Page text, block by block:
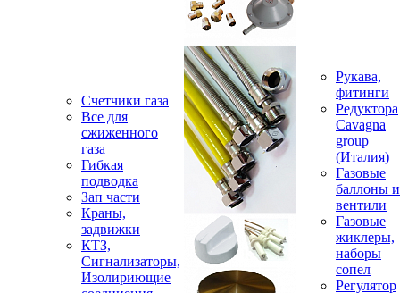
Счетчики газа
Все для
сжиженного
газа
Гибкая
подводка
Зап части
Краны,
задвижки
КТЗ,
Сигнализаторы,
Изолириющие
Рукава,
фитинги
Редуктора
Cavagna
group
(Италия)
Газовые
баллоны и
вентили
Газовые
жиклеры,
наборы
сопел
Регулятор